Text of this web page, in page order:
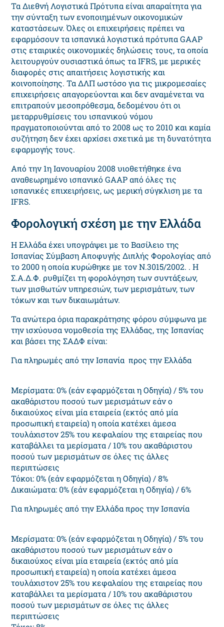
Τα Διεθνή Λογιστικά Πρότυπα είναι απαραίτητα για
την σύνταξη των ενοποιημένων οικονομικών
καταστάσεων. Όλες οι επιχειρήσεις πρέπει να
εφαρμόσουν τα ισπανικά λογιστικά πρότυπα GAAP
στις εταιρικές οικονομικές δηλώσεις τους, τα οποία
λειτουργούν ουσιαστικά όπως τα IFRS, με μερικές
διαφορές στις απαιτήσεις λογιστικής και
κοινοποίησης. Τα ΔΛΠ ωστόσο για τις μικρομεσαίες
επιχειρήσεις απαγορεύονται και δεν αναμένεται να
επιτραπούν μεσοπρόθεσμα, δεδομένου ότι οι
μεταρρυθμίσεις του ισπανικού νόμου
πραγματοποιούνται από το 2008 ως το 2010 και καμία
συζήτηση δεν έχει αρχίσει σχετικά με τη δυνατότητα
εφαρμογής τους.
Από την 1η Ιανουαρίου 2008 υιοθετήθηκε ένα
αναθεωρημένο ισπανικό GAAP από όλες τις
ισπανικές επιχειρήσεις, ως μερική σύγκλιση με τα
IFRS.
Φορολογική σχέση με την Ελλάδα
Η Ελλάδα έχει υπογράψει με το Βασίλειο της
Ισπανίας Σύμβαση Αποφυγής Διπλής Φορολογίας από
το 2000 η οποία κυρώθηκε με τον Ν.3015/2002. . Η
Σ.Α.Δ.Φ. ρυθμίζει τη φορολόγηση των συντάξεων,
των μισθωτών υπηρεσιών, των μερισμάτων, των
τόκων και των δικαιωμάτων.
Τα ανώτερα όρια παρακράτησης φόρου σύμφωνα με
την ισχύουσα νομοθεσία της Ελλάδας, της Ισπανίας
και βάσει της ΣΑΔΦ είναι:
Για πληρωμές από την Ισπανία προς την Ελλάδα
Μερίσματα: 0% (εάν εφαρμόζεται η Οδηγία) / 5% του
ακαθάριστου ποσού των μερισμάτων εάν ο
δικαιούχος είναι μία εταιρεία (εκτός από μία
προσωπική εταιρεία) η οποία κατέχει άμεσα
τουλάχιστον 25% του κεφαλαίου της εταιρείας που
καταβάλλει τα μερίσματα / 10% του ακαθάριστου
ποσού των μερισμάτων σε όλες τις άλλες
περιπτώσεις
Τόκοι: 0% (εάν εφαρμόζεται η Οδηγία) / 8%
Δικαιώματα: 0% (εάν εφαρμόζεται η Οδηγία) / 6%
Για πληρωμές από την Ελλάδα προς την Ισπανία
Μερίσματα: 0% (εάν εφαρμόζεται η Οδηγία) / 5% του
ακαθάριστου ποσού των μερισμάτων εάν ο
δικαιούχος είναι μία εταιρεία (εκτός από μία
προσωπική εταιρεία) η οποία κατέχει άμεσα
τουλάχιστον 25% του κεφαλαίου της εταιρείας που
καταβάλλει τα μερίσματα / 10% του ακαθάριστου
ποσού των μερισμάτων σε όλες τις άλλες
περιπτώσεις